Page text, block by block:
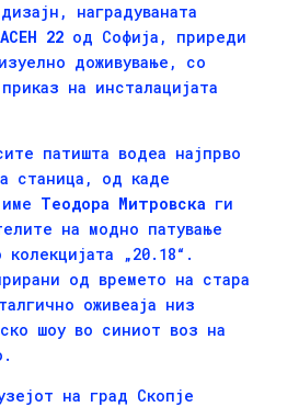
наградуваната
22од Софија, приреди
доживување, со
на инсталацијата
патишта водеа најпрво
станица, од каде
Теодора Митровска ги
на модно патување
„20.18“.
од времето на стара
оживеаја низ
шоу во синиот воз на
на град Скопје